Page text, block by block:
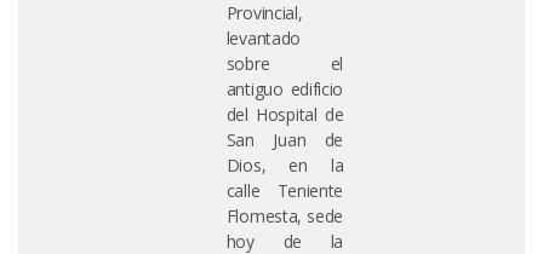
Provincial,
levantado
sobre el
antiguo edificio
del Hospital de
San Juan de
Dios, en la
calle Teniente
Flomesta, sede
hoy de la